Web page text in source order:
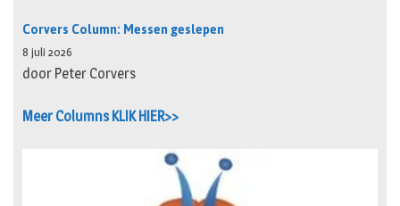
Corvers Column: Messen geslepen
8 juli 2026
door Peter Corvers
Meer Columns KLIK HIER>>